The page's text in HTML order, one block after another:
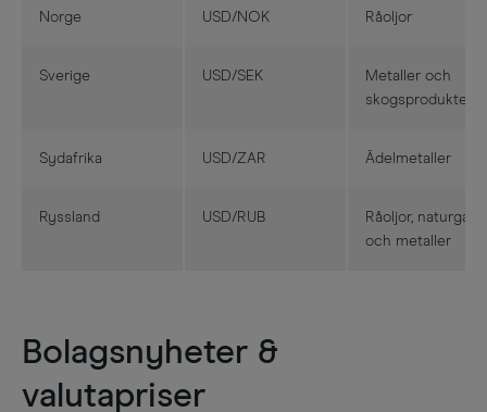
Norge USD/NOK Råoljor
Sverige USD/SEK
Metaller och
skogsprodukter
Sydafrika USD/ZAR Ädelmetaller
Ryssland USD/RUB
Råoljor, naturgas
och metaller
Bolagsnyheter &
valutapriser